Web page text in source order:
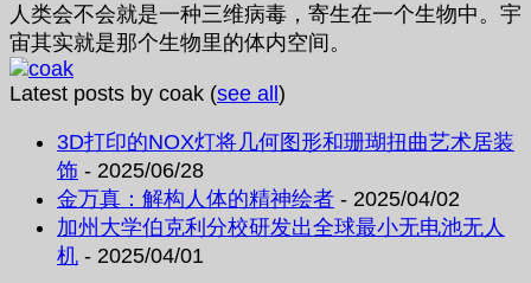
人类会不会就是一种三维病毒，寄生在一个生物中。宇
宙其实就是那个生物里的体内空间。
Latest posts by coak (see all )
3D打印的NOX灯将几何图形和珊瑚扭曲艺术居装
饰 - 2025/06/28
金万真：解构人体的精神绘者 - 2025/04/02
加州大学伯克利分校研发出全球最小无电池无人
机 - 2025/04/01